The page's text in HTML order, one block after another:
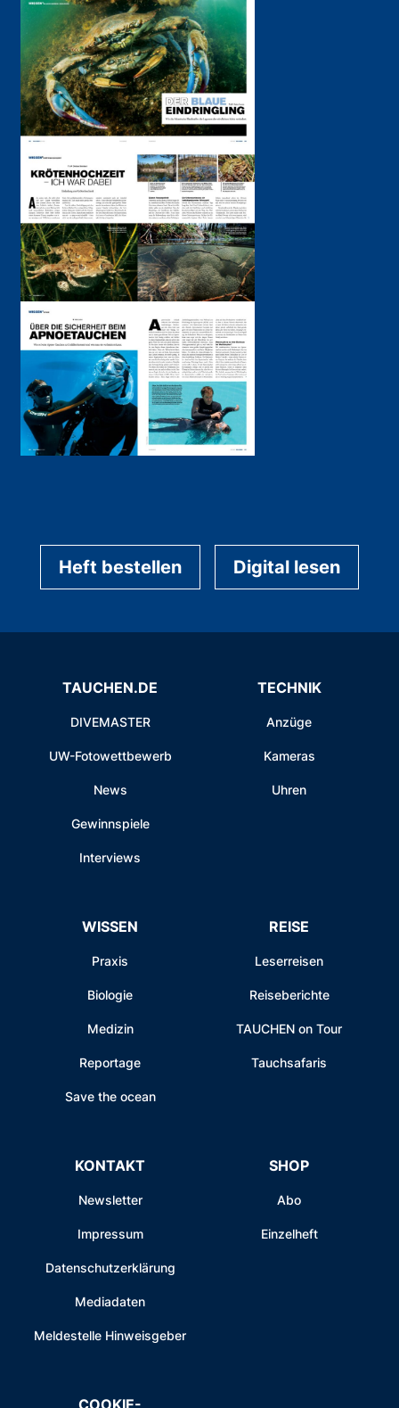
Heft bestellen Digital lesen
TAUCHEN.DE
DIVEMASTER
UW-Fotowettbewerb
News
Gewinnspiele
Interviews
TECHNIK
Anzüge
Kameras
Uhren
WISSEN
Praxis
Biologie
Medizin
Reportage
Save the ocean
REISE
Leserreisen
Reiseberichte
TAUCHEN on Tour
Tauchsafaris
KONTAKT
Newsletter
Impressum
Datenschutzerklärung
Mediadaten
Meldestelle Hinweisgeber
SHOP
Abo
Einzelheft
COOKIE-